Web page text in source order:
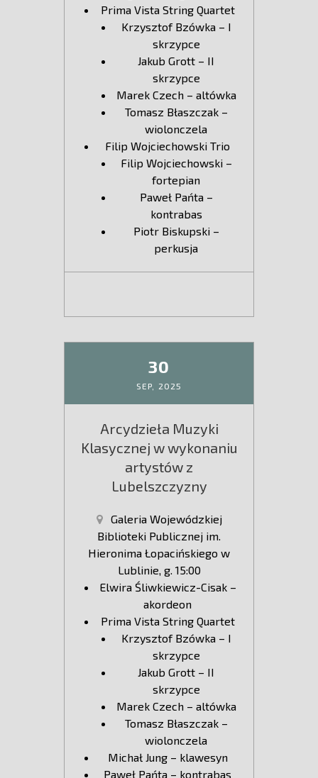
Prima Vista String Quartet
Krzysztof Bzówka – I
skrzypce
Jakub Grott – II
skrzypce
Marek Czech – altówka
Tomasz Błaszczak –
wiolonczela
Filip Wojciechowski Trio
Filip Wojciechowski –
fortepian
Paweł Pańta –
kontrabas
Piotr Biskupski –
perkusja
30
SEP, 2025
Arcydzieła Muzyki
Klasycznej w wykonaniu
artystów z
Lubelszczyzny
Galeria Wojewódzkiej
Biblioteki Publicznej im.
Hieronima Łopacińskiego w
Lublinie, g. 15:00
Elwira Śliwkiewicz-Cisak –
akordeon
Prima Vista String Quartet
Krzysztof Bzówka – I
skrzypce
Jakub Grott – II
skrzypce
Marek Czech – altówka
Tomasz Błaszczak –
wiolonczela
Michał Jung – klawesyn
Paweł Pańta – kontrabas